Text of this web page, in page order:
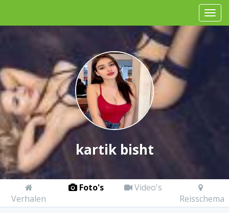
kartik bisht
Verhalen
Foto's
Video's
Reisschema